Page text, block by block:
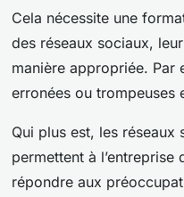
Cela nécessite une
des réseaux sociaux,
manière appropriée. Par
erronées ou trompeuses
Qui plus est, les réseaux
permettent à
répondre aux